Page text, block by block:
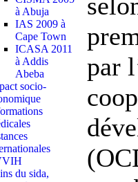
à Abuja
IAS 2009 à
Cape Town
ICASA 2011
à Addis
Abeba
socio-
du sida,
par